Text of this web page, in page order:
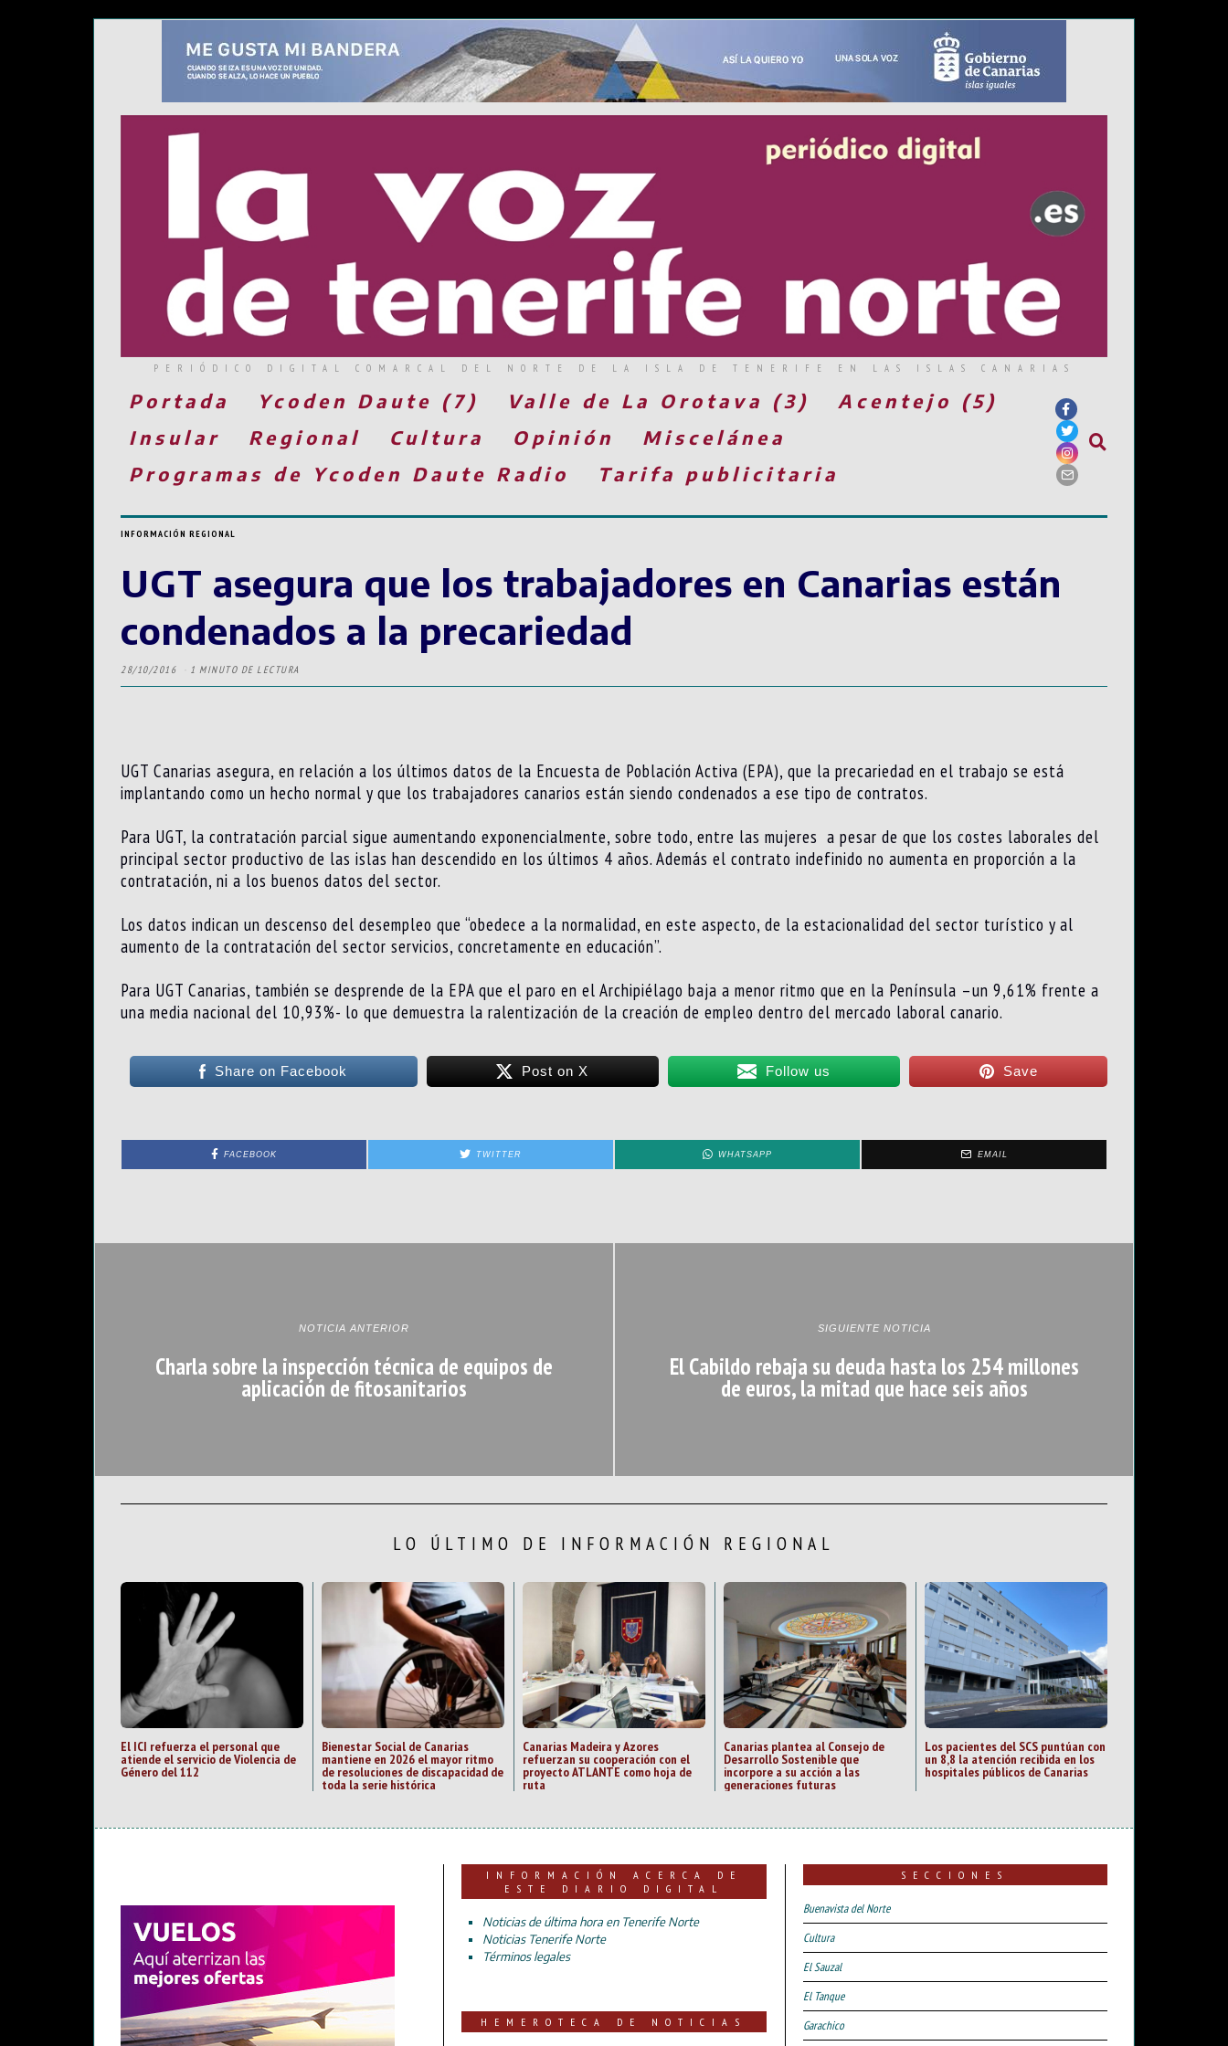
PERIÓDICO DIGITAL COMARCAL DEL NORTE DE LA ISLA DE TENERIFE EN LAS ISLAS CANARIAS
Portada Ycoden Daute (7) Valle de La Orotava (3)
Acentejo (5)
Insular
Regional Cultura Opinión
Miscelánea
Programas de Ycoden Daute Radio
Tarifa publicitaria
INFORMACIÓN REGIONAL
UGT asegura que los trabajadores en Canarias están
condenados a la precariedad
28/10/2016 1 MINUTO DE LECTURA
UGT Canarias asegura, en relación a los últimos datos de la Encuesta de Población Activa (EPA), que la precariedad en el trabajo se está
implantando como un hecho normal y que los trabajadores canarios están siendo condenados a ese tipo de contratos.
Para UGT, la contratación parcial sigue aumentando exponencialmente, sobre todo, entre las mujeres a pesar de que los costes laborales del
principal sector productivo de las islas han descendido en los últimos 4 años. Además el contrato indefinido no aumenta en proporción a la
contratación, ni a los buenos datos del sector.
Los datos indican un descenso del desempleo que “obedece a la normalidad, en este aspecto, de la estacionalidad del sector turístico y al
aumento de la contratación del sector servicios, concretamente en educación”.
Para UGT Canarias, también se desprende de la EPA que el paro en el Archipiélago baja a menor ritmo que en la Península –un 9,61% frente a
una media nacional del 10,93%- lo que demuestra la ralentización de la creación de empleo dentro del mercado laboral canario.
Share on Facebook Post on X Follow us Save
FACEBOOK TWITTER WHATSAPP EMAIL
NOTICIA ANTERIOR
Charla sobre la inspección técnica de equipos de
aplicación de fitosanitarios
SIGUIENTE NOTICIA
El Cabildo rebaja su deuda hasta los 254 millones
de euros, la mitad que hace seis años
LO ÚLTIMO DE INFORMACIÓN REGIONAL
El ICI refuerza el personal que
atiende el servicio de Violencia de
Género del 112
Bienestar Social de Canarias
mantiene en 2026 el mayor ritmo
de resoluciones de discapacidad de
toda la serie histórica
Canarias Madeira y Azores
refuerzan su cooperación con el
proyecto ATLANTE como hoja de
ruta
Canarias plantea al Consejo de
Desarrollo Sostenible que
incorpore a su acción a las
generaciones futuras
Los pacientes del SCS puntúan con
un 8,8 la atención recibida en los
hospitales públicos de Canarias
INFORMACIÓN ACERCA DE
ESTE DIARIO DIGITAL
Noticias de última hora en Tenerife Norte
Noticias Tenerife Norte
Términos legales
HEMEROTECA DE NOTICIAS
SECCIONES
Buenavista del Norte
Cultura
El Sauzal
El Tanque
Garachico